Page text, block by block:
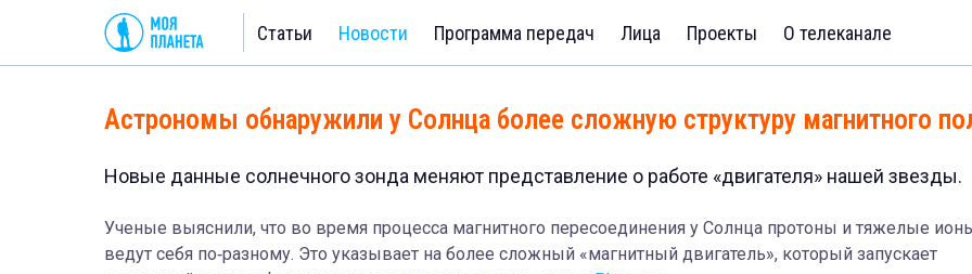
Статьи Новости Программа передач Лица Проекты О телеканале
Астрономы обнаружили у Солнца более сложную структуру магнитного
Новые данные солнечного зонда меняют представление о работе «двигателя» нашей звезды.
Ученые выяснили, что во время процесса магнитного пересоединения у Солнца протоны и тяжелые
ведут себя по‑разному. Это указывает на более сложный «магнитный двигатель», который запускает